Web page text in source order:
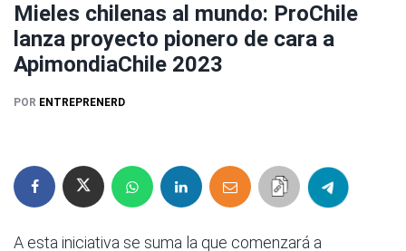
Mieles chilenas al mundo: ProChile
lanza proyecto pionero de cara a
ApimondiaChile 2023
POR ENTREPRENERD
A esta iniciativa se suma la que comenzará a